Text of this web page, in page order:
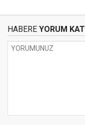
HABERE YORUM KAT